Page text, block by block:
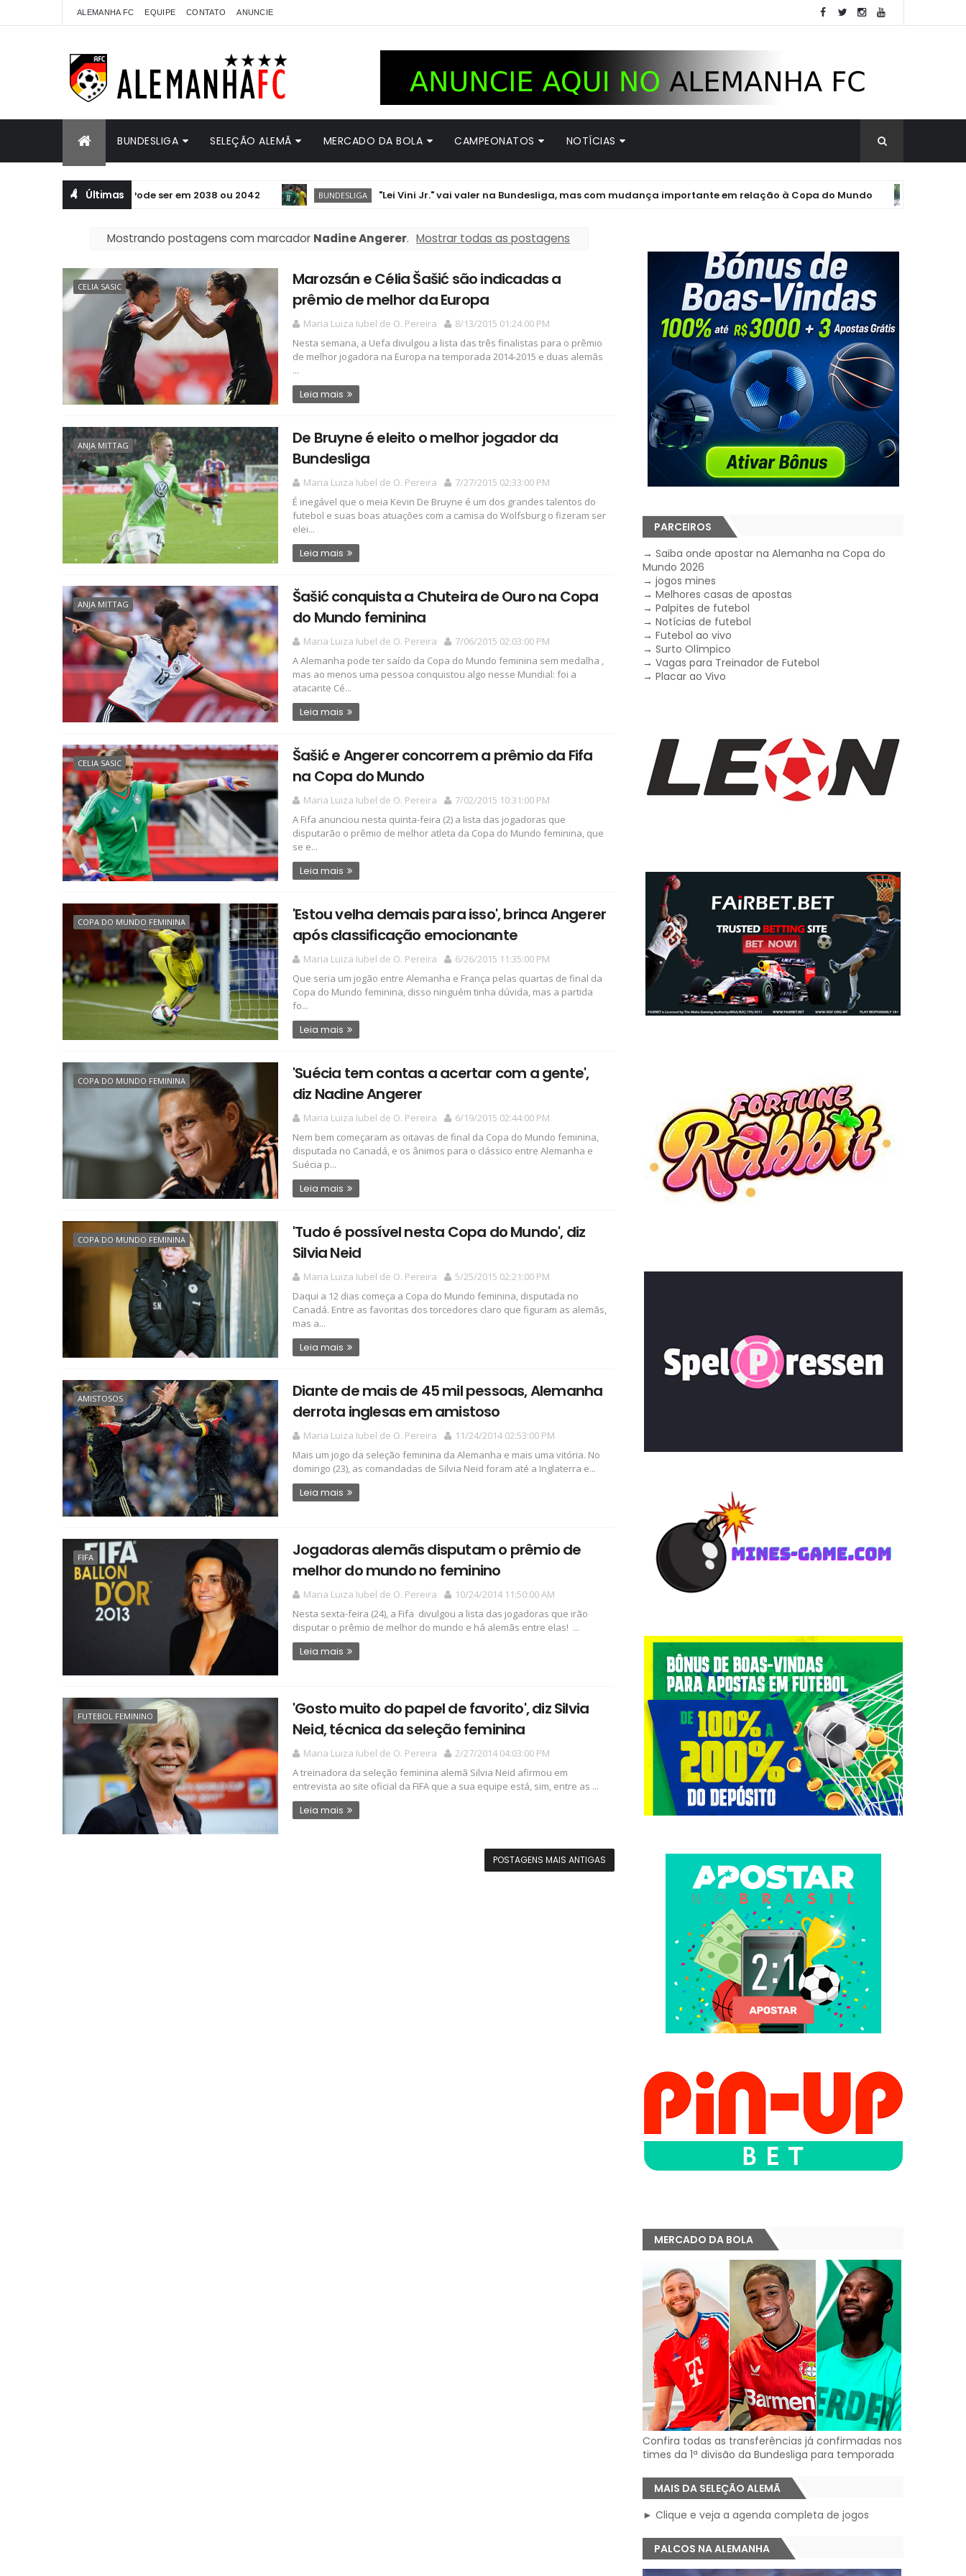
ALEMANHA FC EQUIPE CONTATO ANUNCIE
BUNDESLIGA SELEÇÃO ALEMÃ MERCADO DA BOLA CAMPEONATOS NOTÍCIAS
Últimas
do Mundo. Pode ser em 2038 ou 2042 BUNDESLIGA "Lei Vini Jr." vai valer na Bundesliga, mas com mudança importante em relação à Copa do Mundo BAYERN DE MUNIQUE
Mostrando postagens com marcador Nadine Angerer. Mostrar todas as postagens
CELIA SASIC
Marozsán e Célia Šašić são indicadas a
prêmio de melhor da Europa
Maria Luiza Iubel de O. Pereira
8/13/2015 01:24:00 PM
Nesta semana, a Uefa divulgou a lista das três finalistas para o prêmio
de melhor jogadora na Europa na temporada 2014-2015 e duas alemãs
...
Leia mais
ANJA MITTAG
De Bruyne é eleito o melhor jogador da
Bundesliga
Maria Luiza Iubel de O. Pereira
7/27/2015 02:33:00 PM
É inegável que o meia Kevin De Bruyne é um dos grandes talentos do
futebol e suas boas atuações com a camisa do Wolfsburg o fizeram ser
elei...
Leia mais
ANJA MITTAG
Šašić conquista a Chuteira de Ouro na Copa
do Mundo feminina
Maria Luiza Iubel de O. Pereira
7/06/2015 02:03:00 PM
A Alemanha pode ter saído da Copa do Mundo feminina sem medalha ,
mas ao menos uma pessoa conquistou algo nesse Mundial: foi a
atacante Cé...
Leia mais
CELIA SASIC
Šašić e Angerer concorrem a prêmio da Fifa
na Copa do Mundo
Maria Luiza Iubel de O. Pereira
7/02/2015 10:31:00 PM
A Fifa anunciou nesta quinta-feira (2) a lista das jogadoras que
disputarão o prêmio de melhor atleta da Copa do Mundo feminina, que
se e...
Leia mais
COPA DO MUNDO FEMININA
'Estou velha demais para isso', brinca Angerer
após classificação emocionante
Maria Luiza Iubel de O. Pereira
6/26/2015 11:35:00 PM
Que seria um jogão entre Alemanha e França pelas quartas de final da
Copa do Mundo feminina, disso ninguém tinha dúvida, mas a partida
fo...
Leia mais
COPA DO MUNDO FEMININA
'Suécia tem contas a acertar com a gente',
diz Nadine Angerer
Maria Luiza Iubel de O. Pereira
6/19/2015 02:44:00 PM
Nem bem começaram as oitavas de final da Copa do Mundo feminina,
disputada no Canadá, e os ânimos para o clássico entre Alemanha e
Suécia p...
Leia mais
COPA DO MUNDO FEMININA
'Tudo é possível nesta Copa do Mundo', diz
Silvia Neid
Maria Luiza Iubel de O. Pereira
5/25/2015 02:21:00 PM
Daqui a 12 dias começa a Copa do Mundo feminina, disputada no
Canadá. Entre as favoritas dos torcedores claro que figuram as alemãs,
mas a...
Leia mais
AMISTOSOS
Diante de mais de 45 mil pessoas, Alemanha
derrota inglesas em amistoso
Maria Luiza Iubel de O. Pereira
11/24/2014 02:53:00 PM
Mais um jogo da seleção feminina da Alemanha e mais uma vitória. No
domingo (23), as comandadas de Silvia Neid foram até a Inglaterra e...
Leia mais
FIFA
Jogadoras alemãs disputam o prêmio de
melhor do mundo no feminino
Maria Luiza Iubel de O. Pereira
10/24/2014 11:50:00 AM
Nesta sexta-feira (24), a Fifa divulgou a lista das jogadoras que irão
disputar o prêmio de melhor do mundo e há alemãs entre elas! ...
Leia mais
FUTEBOL FEMININO
'Gosto muito do papel de favorito', diz Silvia
Neid, técnica da seleção feminina
Maria Luiza Iubel de O. Pereira
2/27/2014 04:03:00 PM
A treinadora da seleção feminina alemã Silvia Neid afirmou em
entrevista ao site oficial da FIFA que a sua equipe está, sim, entre as ...
Leia mais
POSTAGENS MAIS ANTIGAS
PARCEIROS
→Saiba onde apostar na Alemanha na Copa do
Mundo 2026
→jogos mines
→Melhores casas de apostas
→Palpites de futebol
→Notícias de futebol
→Futebol ao vivo
→Surto Olímpico
→Vagas para Treinador de Futebol
→Placar ao Vivo
MERCADO DA BOLA
Confira todas as transferências já confirmadas nos
times da 1ª divisão da Bundesliga para temporada
MAIS DA SELEÇÃO ALEMÃ
► Clique e veja a agenda completa de jogos
PALCOS NA ALEMANHA